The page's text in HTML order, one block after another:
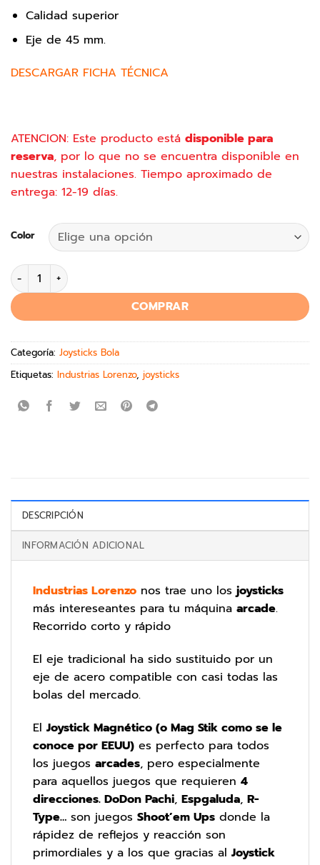
Calidad superior
Eje de 45 mm.
DESCARGAR FICHA TÉCNICA
ATENCION: Este producto está disponible para
reserva, por lo que no se encuentra disponible en
nuestras instalaciones. Tiempo aproximado de
entrega: 12-19 días.
Color
COMPRAR
Categoría: Joysticks Bola
Etiquetas: Industrias Lorenzo, joysticks
DESCRIPCIÓN
INFORMACIÓN ADICIONAL
Industrias Lorenzo nos trae uno losjoysticks
más intereseantes para tu máquina arcade.
Recorrido corto y rápido
El eje tradicional ha sido sustituido por un
eje de acero compatible con casi todas las
bolas del mercado.
El Joystick Magnético (o Mag Stik como se le
conoce por EEUU) es perfecto para todos
los juegos arcades, pero especialmente
para aquellos juegos que requieren 4
direcciones. DoDon Pachi, Espgaluda, R-
Type… son juegos Shoot’em Ups donde la
rápidez de reflejos y reacción son
primordiales y a los que gracias al Joystick